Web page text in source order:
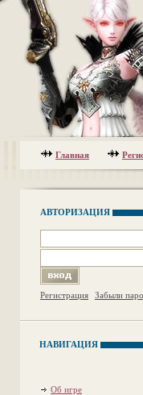
Главная
АВТОРИЗАЦИЯ
Регистрация Забыли
НАВИГАЦИЯ
Об игре